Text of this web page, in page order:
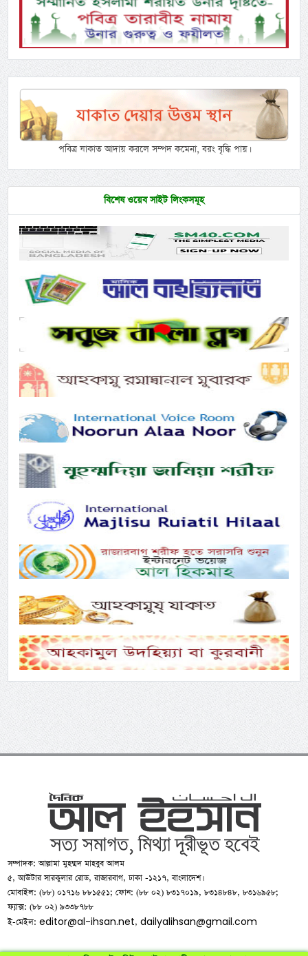
পবিত্র যাকাত আদায় করলে সম্পদ কমেনা, বরং বৃদ্ধি পায়।
বিশেষ ওয়েব সাইট লিংকসমূহ
সম্পাদক: আল্লামা মুহম্মদ মাহবুব আলম
৫, আউটার সারকুলার রোড, রাজারবাগ, ঢাকা -১২১৭, বাংলাদেশ।
মোবাইল: (৮৮) ০১৭১৬ ৮৮১৫৫১; ফোন: (৮৮ ০২) ৮৩১৭০১৯, ৮৩১৪৮৪৮, ৮৩১৬৯৫৮;
ফ্যাক্স: (৮৮ ০২) ৯৩৩৮৭৮৮
ই-মেইল:editor@al-ihsan.net,dailyalihsan@gmail.com